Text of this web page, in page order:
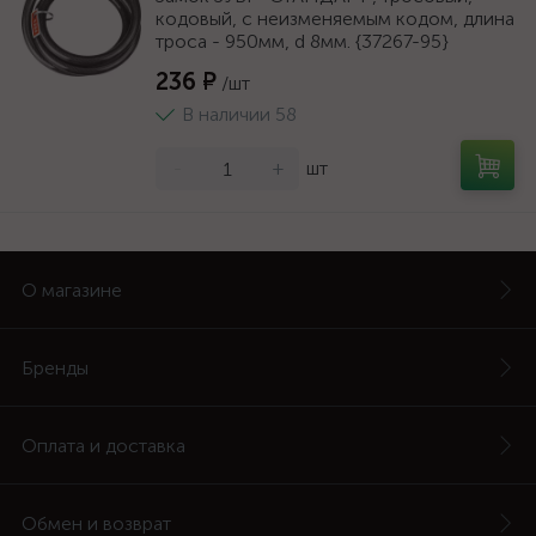
кодовый, с неизменяемым кодом, длина
троса - 950мм, d 8мм. {37267-95}
236 ₽ /шт
В наличии 58
+ шт
О магазине
Бренды
Оплата и доставка
Обмен и возврат